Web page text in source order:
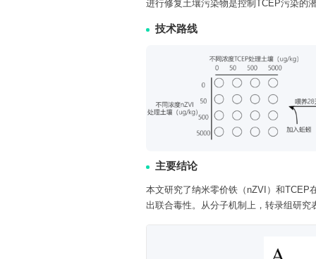
进行修复土壤污染物是控制TCEP污染的
技术路线
主要结论
本文研究了纳米零价铁（nZVI）和TCEP
出联合毒性。从分子机制上，转录组研